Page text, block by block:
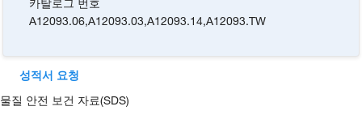
A12093.06,A12093.03,A12093.14,A12093.TW
성적서 요청
물질 안전 보건 자료(SDS)